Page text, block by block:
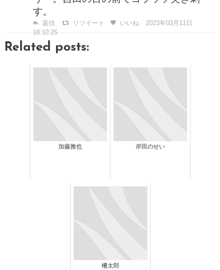
す。
返信 リツイート いいね
2023年03月11日
18:10:25
Related posts:
加藤雅也 岸田のせい
柵太郎